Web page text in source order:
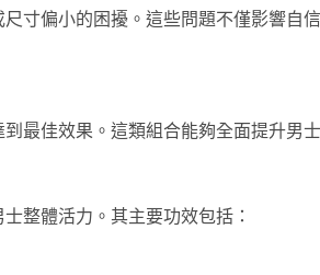
寸偏小的困擾。這些問題不僅影響自
最佳效果。這類組合能夠全面提升男
整體活力。其主要功效包括：